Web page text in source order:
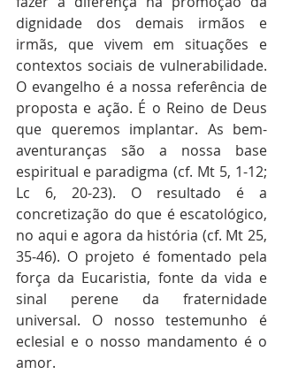
dignidade dos demais irmãos e
irmãs, que vivem em situações e
contextos sociais de vulnerabilidade.
O evangelho é a nossa referência de
proposta e ação. É o Reino de Deus
que queremos implantar. As bem-
aventuranças são a nossa base
espiritual e paradigma (cf. Mt 5, 1-12;
Lc 6, 20-23). O resultado é a
concretização do que é escatológico,
no aqui e agora da história (cf. Mt 25,
35-46). O projeto é fomentado pela
força da Eucaristia, fonte da vida e
sinal perene da fraternidade
universal. O nosso testemunho é
eclesial e o nosso mandamento é o
amor.